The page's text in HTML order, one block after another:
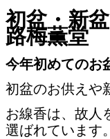
初盆・新
路梅薫堂
今年初めてのお
初盆のお供えや
お線香は、故人
選ばれています